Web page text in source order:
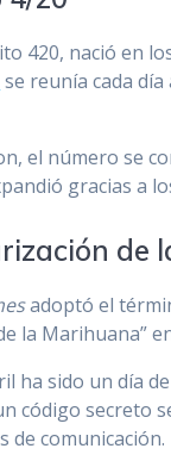
420, nació en
se reunía cada
el número se
gracias a
de
adoptó el
la Marihuana”
ha sido un día
código secreto
de comunicación.